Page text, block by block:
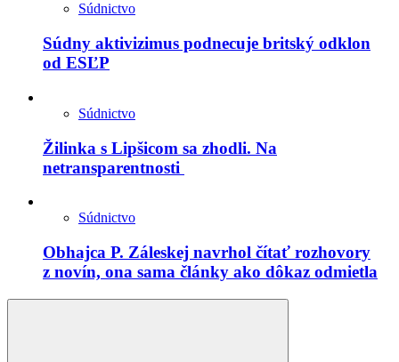
Súdnictvo
Súdny aktivizimus podnecuje britský odklon
od ESĽP
Súdnictvo
Žilinka s Lipšicom sa zhodli. Na
netransparentnosti
Súdnictvo
Obhajca P. Záleskej navrhol čítať rozhovory
z novín, ona sama články ako dôkaz odmietla